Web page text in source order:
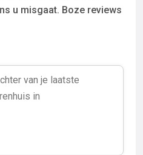
u misgaat. Boze reviews